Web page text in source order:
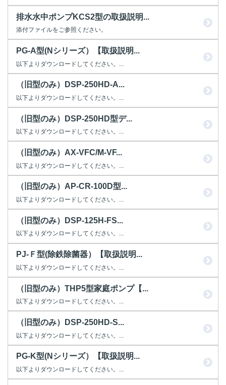
排水水中ポンプKCS2型の取扱説明...
添付ファイルをご参照ください。
PG-A型(Nシリーズ）【取扱説明...
以下よりダウンロードしてください。...
（旧型のみ）DSP-250HD-A...
以下よりダウンロードしてください。...
（旧型のみ）DSP-250HD型デ...
以下よりダウンロードしてください。...
（旧型のみ）AX-VFC/M-VF...
以下よりダウンロードしてください。...
（旧型のみ）AP-CR-100D型...
以下よりダウンロードしてください。...
（旧型のみ）DSP-125H-FS...
以下よりダウンロードしてください。...
PJ-Ｆ型(除鉄除菌器）【取扱説明...
以下よりダウンロードしてください。...
（旧型のみ）THP5型家庭ポンプ【...
以下よりダウンロードしてください。...
（旧型のみ）DSP-250HD-S...
以下よりダウンロードしてください。...
PG-K型(Nシリーズ）【取扱説明...
以下よりダウンロードしてください。...